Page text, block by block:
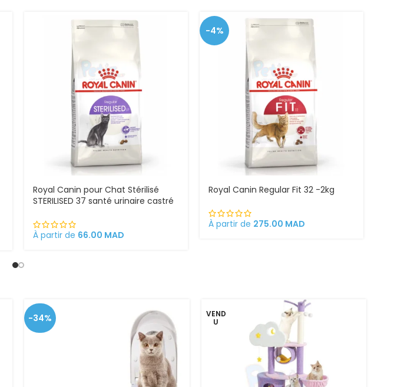
Royal Canin pour Chat Stérilisé
STERILISED 37 santé urinaire castré
À partir de 66.00 MAD
-4%
Royal Canin Regular Fit 32 -2kg
À partir de 275.00 MAD
-34%
VEND
U